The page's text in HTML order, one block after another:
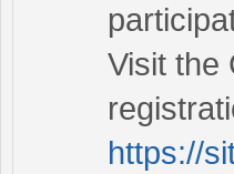
Visit the
https://